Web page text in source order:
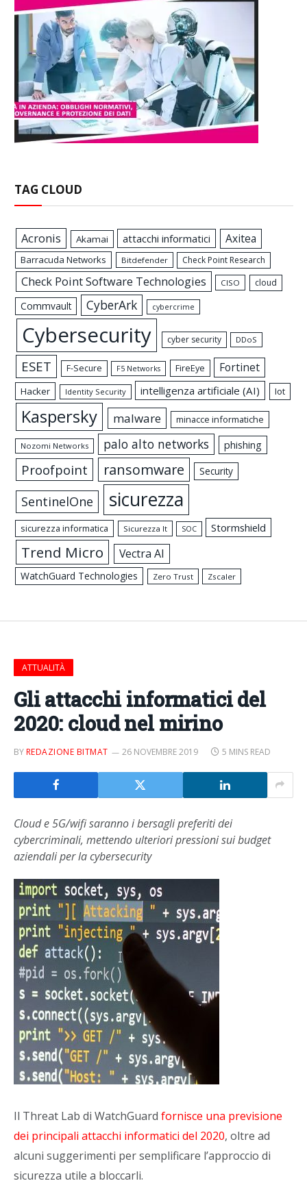
TAG CLOUD
Acronis Akamai attacchi informatici Axitea
Barracuda Networks Bitdefender Check Point Research
Check Point Software Technologies CISO cloud
Commvault CyberArk cybercrime
Cybersecurity cyber security DDoS
ESET F-Secure F5 Networks FireEye Fortinet
Hacker Identity Security intelligenza artificiale (AI) Iot
Kaspersky malware minacce informatiche
Nozomi Networks palo alto networks phishing
Proofpoint ransomware Security
SentinelOne sicurezza
sicurezza informatica Sicurezza It SOC Stormshield
Trend Micro Vectra AI
WatchGuard Technologies Zero Trust Zscaler
ATTUALITÀ
Gli attacchi informatici del
2020: cloud nel mirino
BYREDAZIONE BITMAT 26 NOVEMBRE 2019 5 MINS READ
Cloud e 5G/wifi saranno i bersagli preferiti dei
cybercriminali, mettendo ulteriori pressioni sui budget
aziendali per la cybersecurity
Il Threat Lab di WatchGuard fornisce una previsione
dei principali attacchi informatici del 2020, oltre ad
alcuni suggerimenti per semplificare l’approccio di
sicurezza utile a bloccarli.